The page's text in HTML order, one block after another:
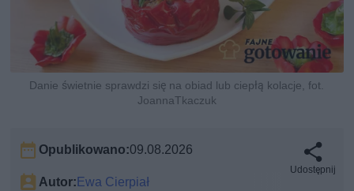
Danie świetnie sprawdzi się na obiad lub ciepłą kolacje, fot.
JoannaTkaczuk
Opublikowano:09.08.2026
Autor: Ewa Cierpiał
Udostępnij